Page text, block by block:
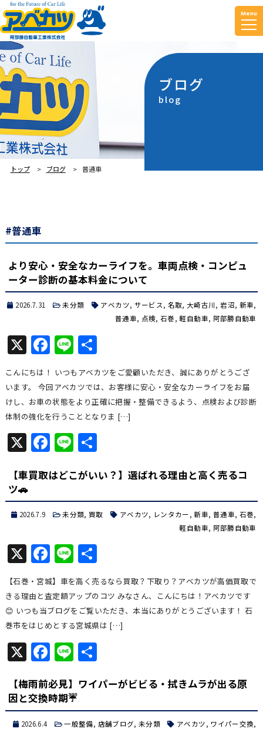
Menu
ブログ
blog
トップ ブログ 普通車
#普通車
より安心・安全なカーライフを。車両点検・コンピュ
ーター診断の基本料金について
2026.7.31 未分類 アベカツ, サービス, 名取,大崎古川,岩沼, 新車,
普通車, 点検,石巻,軽自動車, 阿部勝自動車
X Facebook
Line共
有
こんにちは！ いつもアベカツをご愛顧いただき、誠にありがとうござ
います。 今回アベカツでは、お客様に安心・安全なカーライフをお届
けし、お車の状態をより正確に把握・整備できるよう、点検および診断
体制の強化を行うこととなりま […]
X Facebook
Line共
【車買取はどこがいい？】選ばれる理由と高く売るコ
ツ🚗
2026.7.9 未分類, 買取 アベカツ, レンタカー,新車, 普通車, 石巻,
軽自動車, 阿部勝自動車
X Facebook
Line共
有
【石巻・宮城】車を高く売るなら買取？下取り？アベカツが高価買取で
きる理由と査定額アップのコツ みなさん、こんにちは！アベカツです
😊 いつも当ブログをご覧いただき、本当にありがとうございます！ 石
巻市をはじめとする宮城県は […]
X Facebook
Line共
【梅雨前必見】ワイパーがビビる・拭きムラが出る原
因と交換時期☔
2026.6.4 一般整備, 店舗ブログ, 未分類 アベカツ, ワイパー交換,